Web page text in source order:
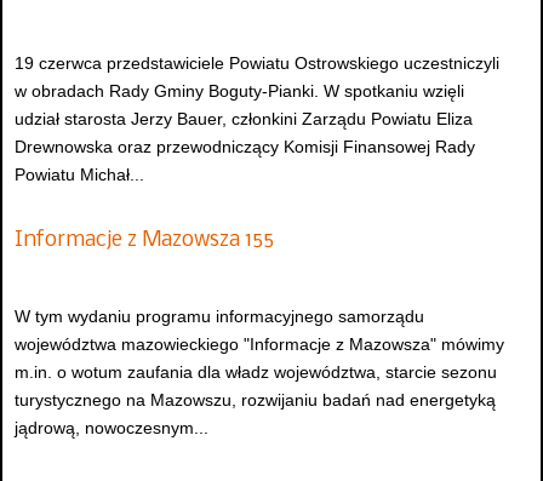
19 czerwca przedstawiciele Powiatu Ostrowskiego uczestniczyli
w obradach Rady Gminy Boguty-Pianki. W spotkaniu wzięli
udział starosta Jerzy Bauer, członkini Zarządu Powiatu Eliza
Drewnowska oraz przewodniczący Komisji Finansowej Rady
Powiatu Michał...
Informacje z Mazowsza 155
W tym wydaniu programu informacyjnego samorządu
województwa mazowieckiego "Informacje z Mazowsza" mówimy
m.in. o wotum zaufania dla władz województwa, starcie sezonu
turystycznego na Mazowszu, rozwijaniu badań nad energetyką
jądrową, nowoczesnym...